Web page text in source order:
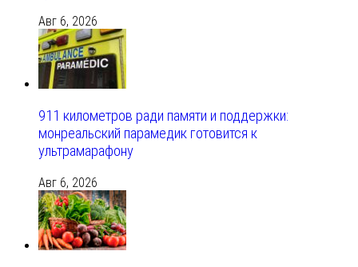
Авг 6, 2026
911 километров ради памяти и поддержки:
монреальский парамедик готовится к
ультрамарафону
Авг 6, 2026